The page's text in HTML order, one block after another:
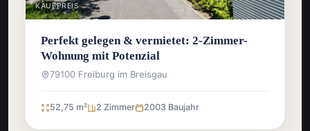
KAUFPREIS
Perfekt gelegen & vermietet: 2-Zimmer-
Wohnung mit Potenzial
79100 Freiburg im Breisgau
52,75 m² 2 Zimmer 2003 Baujahr